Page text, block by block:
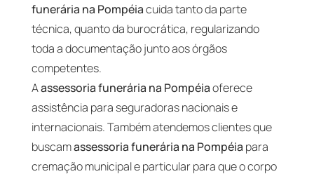
funerária na Pompéiacuida tanto da parte
técnica, quanto da burocrática, regularizando
toda a documentação junto aos órgãos
competentes.
Aassessoria funerária na Pompéiaoferece
assistência para seguradoras nacionais e
internacionais. Também atendemos clientes que
buscamassessoria funerária na Pompéia para
cremação municipal e particular para que o corpo